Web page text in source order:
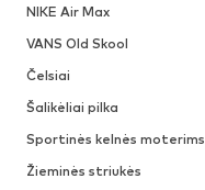
NIKE Air Max
VANS Old Skool
Čelsiai
Šalikėliai pilka
Sportinės kelnės moterims
Žieminės striukės